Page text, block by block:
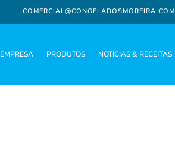
COMERCIAL@CONGELADOSMOREIRA.COM
EMPRESA PRODUTOS NOTÍCIAS & RECEITAS